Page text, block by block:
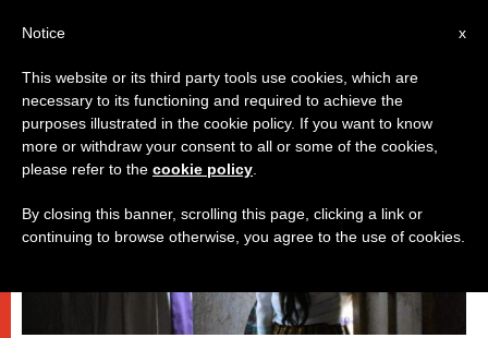
حماية القاصرين
x
Notice
This website or its third party tools use cookies, which are
necessary to its functioning and required to achieve the
purposes illustrated in the cookie policy. If you want to know
more or withdraw your consent to all or some of the cookies,
please refer to the cookie policy
By closing this banner, scrolling this page, clicking a link or
continuing to browse otherwise, you agree to the use of cookies.